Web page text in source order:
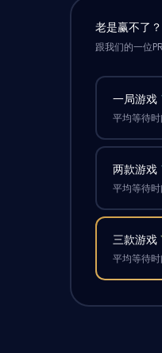
老是赢不了
跟我们的一位
一局游戏
平均等待
两款游戏
平均等待
三款游戏
平均等待